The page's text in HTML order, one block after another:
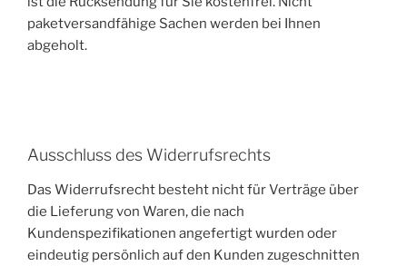
paketversandfähige Sachen werden bei Ihnen
abgeholt.
Ausschluss des Widerrufsrechts
Das Widerrufsrecht besteht nicht für Verträge über
die Lieferung von Waren, die nach
Kundenspezifikationen angefertigt wurden oder
eindeutig persönlich auf den Kunden zugeschnitten